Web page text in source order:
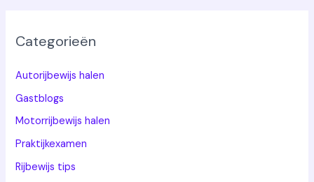
Categorieën
Autorijbewijs halen
Gastblogs
Motorrijbewijs halen
Praktijkexamen
Rijbewijs tips